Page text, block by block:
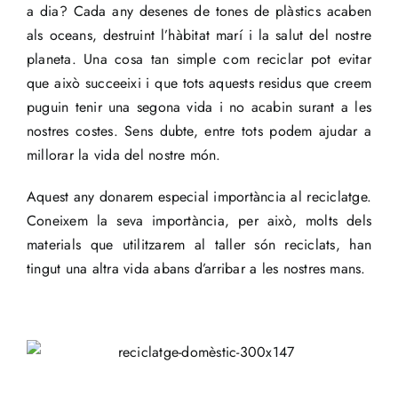
a dia? Cada any desenes de tones de plàstics acaben
als oceans, destruint l’hàbitat marí i la salut del nostre
planeta. Una cosa tan simple com reciclar pot evitar
que això succeeixi i que tots aquests residus que creem
puguin tenir una segona vida i no acabin surant a les
nostres costes. Sens dubte, entre tots podem ajudar a
millorar la vida del nostre món.
Aquest any donarem especial importància al reciclatge.
Coneixem la seva importància, per això, molts dels
materials que utilitzarem al taller són reciclats, han
tingut una altra vida abans d’arribar a les nostres mans.